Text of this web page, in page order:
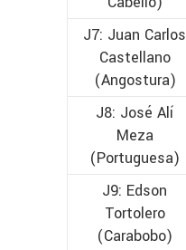
J7: Juan Carlos
Castellano
(Angostura)
J8: José Alí
Meza
(Portuguesa)
J9: Edson
Tortolero
(Carabobo)